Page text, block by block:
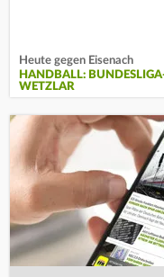
Heute gegen Eisenach
HANDBALL:
WETZLAR